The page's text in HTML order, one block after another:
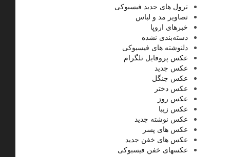
ترول های جدید فیسبوکی
تصاویر مد و لباس
خبرهای اروپا
دسته‌بندی نشده
دلنوشته های فیسبوکی
عکس پروفایل تلگرام
عکس جدید
عکس جنگل
عکس دختر
عکس روز
عکس زیبا
عکس نوشته جدید
عکس های پسر
عکس های خفن جدید
عکسهای خفن فیسبوکی